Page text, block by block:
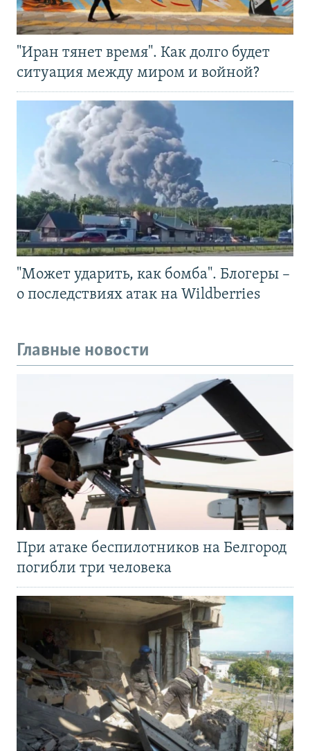
"Иран тянет время". Как долго будет
ситуация между миром и войной?
"Может ударить, как бомба". Блогеры –
о последствиях атак на Wildberries
Главные новости
При атаке беспилотников на Белгород
погибли три человека